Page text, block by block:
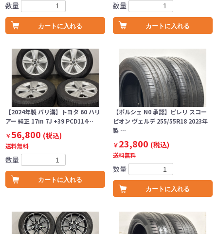
数量
カートに入れる
数量
カートに入れる
【2024年製 バリ溝】トヨタ 60 ハリ
アー 純正 17in 7J +39 PCD114…
￥56,800 (税込)
送料無料
数量
カートに入れる
【ポルシェ N0 承認】ピレリ スコー
ピオン ヴェルデ 255/55R18 2023年
製 …
￥23,800 (税込)
送料無料
数量
カートに入れる